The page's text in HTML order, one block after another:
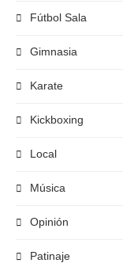
Fútbol Sala
Gimnasia
Karate
Kickboxing
Local
Música
Opinión
Patinaje